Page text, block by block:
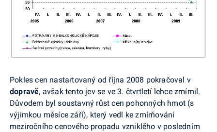
Pokles cen nastartovaný od října 2008 pokračoval v
dopravě, avšak tento jev se ve 3. čtvrtletí lehce zmírnil.
Důvodem byl soustavný růst cen pohonných hmot (s
výjimkou měsíce září), který vedl ke zmírňování
meziročního cenového propadu vzniklého v posledním